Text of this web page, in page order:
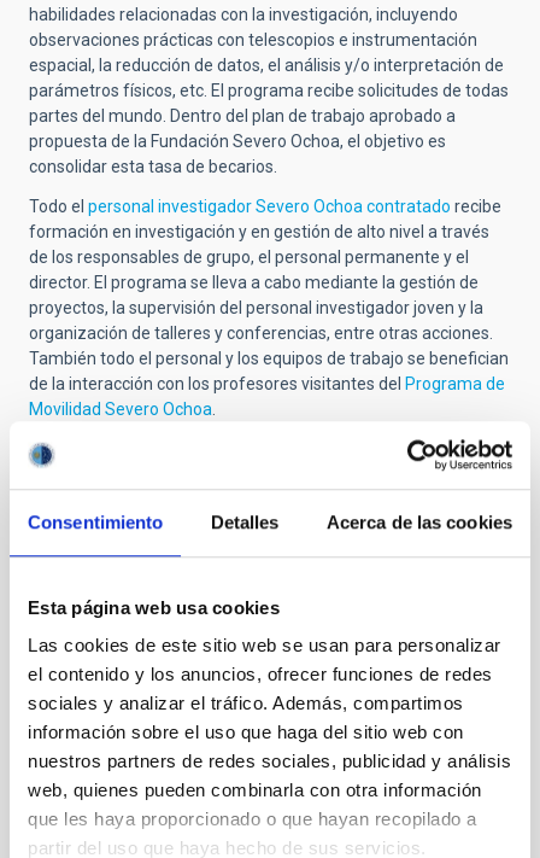
Consentimiento Detalles Acerca de las cookies
Esta página web usa cookies
Las cookies de este sitio web se usan para personalizar
el contenido y los anuncios, ofrecer funciones de redes
sociales y analizar el tráfico. Además, compartimos
información sobre el uso que haga del sitio web con
nuestros partners de redes sociales, publicidad y análisis
web, quienes pueden combinarla con otra información
que les haya proporcionado o que hayan recopilado a
partir del uso que haya hecho de sus servicios.
habilidades relacionadas con la investigación, incluyendo
observaciones prácticas con telescopios e instrumentación
espacial, la reducción de datos, el análisis y/o interpretación de
parámetros físicos, etc. El programa recibe solicitudes de todas
partes del mundo. Dentro del plan de trabajo aprobado a
propuesta de la Fundación Severo Ochoa, el objetivo es
consolidar esta tasa de becarios.
Todo el personal investigador Severo Ochoa contratado recibe
formación en investigación y en gestión de alto nivel a través
de los responsables de grupo, el personal permanente y el
director. El programa se lleva a cabo mediante la gestión de
proyectos, la supervisión del personal investigador joven y la
organización de talleres y conferencias, entre otras acciones.
También todo el personal y los equipos de trabajo se benefician
de la interacción con los profesores visitantes del Programa de
Movilidad Severo Ochoa
El IAC ofrece a todo el personal contratado facilidades
bibliográficas, informáticas y de observación, y acceso a
la financiación necesaria para el desarrollo efectivo de la
entusiasta. Además cuenta con acceso a todas las
(incluido elGran Telescopio Canarias ) a otras instalaciones
españolas, al ESO, a la ESA y al IRAM.
El Programa Severo Ochoa contribuye además a la formación
profesional mediante la financiación específica deescuelas
internacionalesorganizadas por el IAC y a través de un
programa de Seminarios Severo Ochoa.